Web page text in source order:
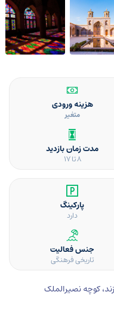
هزینه ورودی
متغیر
مدت زمان بازدید
8 تا 17
پارکینگ
دارد
جنس فعالیت
تاریخی فرهنگی
کوچه نصیرالملک